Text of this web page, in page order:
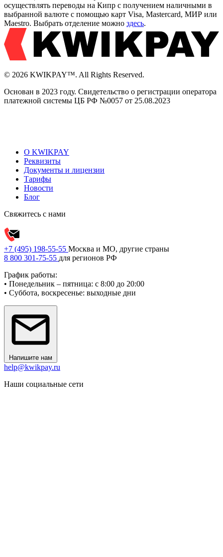
осуществлять переводы на Кипр с получением наличными в
выбранной валюте с помощью карт Visa, Mastercard, МИР или
Maestro. Выбрать отделение можно здесь.
© 2026 KWIKPAY™. All Rights Reserved.
Основан в 2023 году. Свидетельство о регистрации оператора
платежной системы ЦБ РФ №0057 от 25.08.2023
О KWIKPAY
Реквизиты
Документы и лицензии
Тарифы
Новости
Блог
Свяжитесь с нами
+7 (495) 198-55-55 Москва и МО, другие страны
8 800 301-75-55 для регионов РФ
График работы:
• Понедельник – пятница: с 8:00 до 20:00
• Суббота, воскресенье: выходные дни
Напишите нам
help@kwikpay.ru
Наши социальные сети